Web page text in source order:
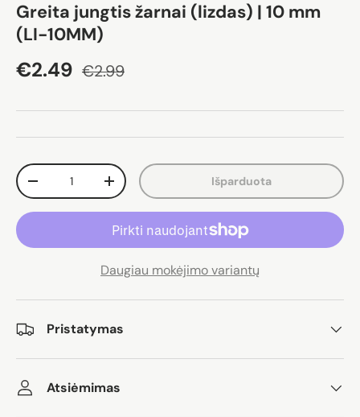
Greita jungtis žarnai (lizdas) | 10 mm
(LI-10MM)
Akcijos kaina
€2.49 Įprasta kaina
€2.99
Kiekis
Sumažinti kiekįPadidinti kiekį Išparduota
Daugiau mokėjimo variantų
Pristatymas
Atsiėmimas